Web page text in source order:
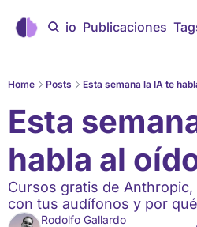
Inicio Publicaciones
Home Posts Esta semana la IA te
Esta
habla al
Cursos gratis de
con tus audífonos y por
Rodolfo Gallardo